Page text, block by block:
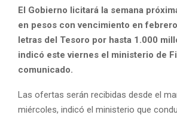
El Gobierno licitará la semana
en pesos con vencimiento en
letras del Tesoro por hasta 1.000
indicó este viernes el ministerio de
comunicado.
Las ofertas serán recibidas desde el
miércoles, indicó el ministerio que